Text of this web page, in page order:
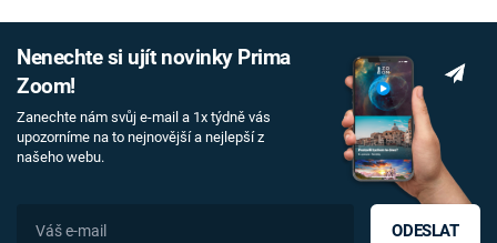
Nenechte si ujít novinky Prima
Zoom!
Zanechte nám svůj e-mail a 1x týdně vás
upozorníme na to nejnovější a nejlepší z
našeho webu.
ODESLAT